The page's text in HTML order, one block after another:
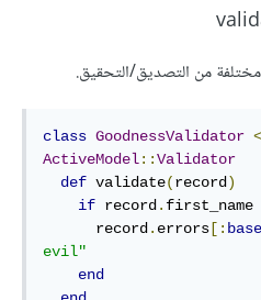
من التصديق/التحقيق.
class GoodnessValidator <
ActiveModel::Validator
def validate(record )
if record . first_name
      record
. errors [ : base
evil"
end